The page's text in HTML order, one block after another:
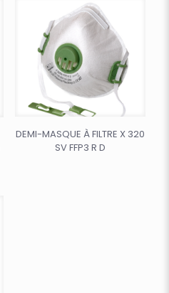
DEMI-MASQUE À FILTRE X 320
SV FFP3 R D